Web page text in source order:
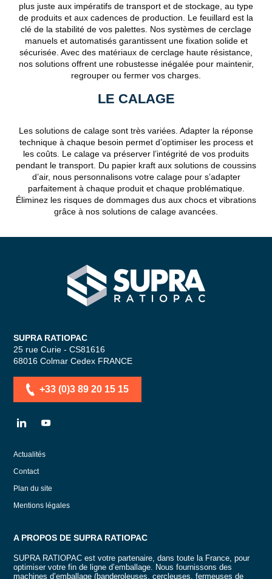
plus juste aux impératifs de transport et de stockage, au type
de produits et aux cadences de production. Le feuillard est la
clé de la stabilité de vos palettes. Nos systèmes de cerclage
manuels et automatisés garantissent une fixation solide et
sécurisée. Avec des matériaux de cerclage haute résistance,
nos solutions offrent une robustesse inégalée pour maintenir,
regrouper ou fermer vos charges.
LE CALAGE
Les solutions de calage sont très variées. Adapter la réponse
technique à chaque besoin permet d’optimiser les process et
les coûts. Le calage va préserver l’intégrité de vos produits
pendant le transport. Du papier kraft aux solutions de coussins
d’air, nous personnalisons votre calage pour s’adapter
parfaitement à chaque produit et chaque problématique.
Éliminez les risques de dommages dus aux chocs et vibrations
grâce à nos solutions de calage avancées.
SUPRA RATIOPAC
25 rue Curie - CS81616
68016 Colmar Cedex FRANCE
+33 (0)3 89 20 15 15
LN YT
Actualités
Contact
Plan du site
Mentions légales
A PROPOS DE SUPRA RATIOPAC
SUPRA RATIOPAC est votre partenaire, dans toute la France, pour
optimiser votre fin de ligne d’emballage. Nous fournissons des
machines d’emballage (banderoleuses, cercleuses, fermeuses de